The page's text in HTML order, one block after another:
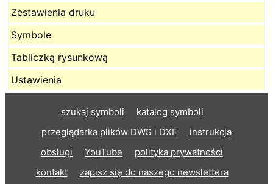
Zestawienia druku
Symbole
Tabliczką rysunkową
Ustawienia
szukaj symboli
katalog symboli
przeglądarka plików DWG i DXF
instrukcja
obsługi
YouTube
polityka prywatności
kontakt
zapisz się do naszego newslettera